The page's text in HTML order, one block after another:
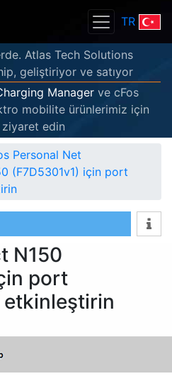
TR
Atlas Tech Solutions
geliştiriyor ve satıyor
Manager ve cFos
mobilite ürünlerimiz için
ziyaret edin
Personal Net
(F7D5301v1) için port
N150
port